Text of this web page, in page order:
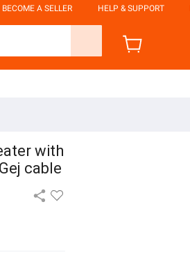
BECOME A SELLER HELP & SUPPORT
with
cable